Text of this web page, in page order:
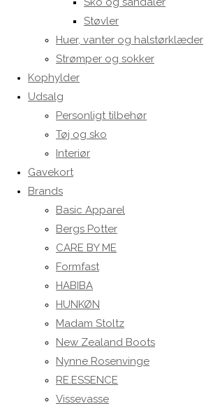
Støvler
Huer, vanter og halstørklæder
Strømper og sokker
Kophylder
Udsalg
Personligt tilbehør
Tøj og sko
Interiør
Gavekort
Brands
Basic Apparel
Bergs Potter
CARE BY ME
Formfast
HABIBA
HUNKØN
Madam Stoltz
New Zealand Boots
Nynne Rosenvinge
RE.ESSENCE
Vissevasse